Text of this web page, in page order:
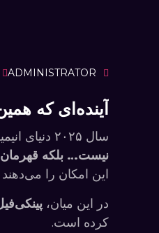
ADMINISTRATOR
آینده‌ای که
سال ۲۰۲۵ دنیای انیمیشن کودک را وارد مرحله‌ای کاملاً جدید کرده؛ مرحله‌ای که در آن
نیست… بلکه
این امکان را
در این میان،
کرده است.